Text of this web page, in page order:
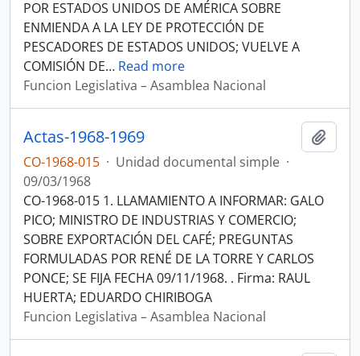
POR ESTADOS UNIDOS DE AMÉRICA SOBRE
ENMIENDA A LA LEY DE PROTECCIÓN DE
PESCADORES DE ESTADOS UNIDOS; VUELVE A
COMISIÓN DE… Read more
Funcion Legislativa – Asamblea Nacional
Actas-1968-1969
CO-1968-015 · Unidad documental simple ·
09/03/1968
CO-1968-015 1. LLAMAMIENTO A INFORMAR: GALO
PICO; MINISTRO DE INDUSTRIAS Y COMERCIO;
SOBRE EXPORTACIÓN DEL CAFÉ; PREGUNTAS
FORMULADAS POR RENÉ DE LA TORRE Y CARLOS
PONCE; SE FIJA FECHA 09/11/1968. . Firma: RAUL
HUERTA; EDUARDO CHIRIBOGA
Funcion Legislativa – Asamblea Nacional